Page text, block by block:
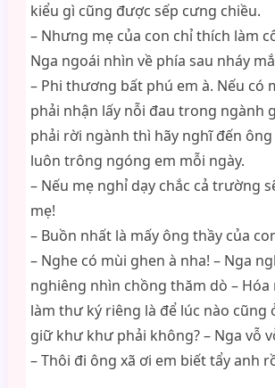
kiểu gì cũng được sếp cưng chiều.
– Nhưng mẹ của con chỉ thích làm
Nga ngoái nhìn về phía sau nháy
– Phi thương bất phú em à. Nếu có
phải nhận lấy nỗi đau trong ngành
phải rời ngành thì hãy nghĩ đến
luôn trông ngóng em mỗi ngày.
– Nếu mẹ nghỉ dạy chắc cả trường
mẹ!
– Buồn nhất là mấy ông thầy của
– Nghe có mùi ghen à nha! – Nga
nghiêng nhìn chồng thăm dò – Hóa
làm thư ký riêng là để lúc nào cũng
giữ khư khư phải không? – Nga vỗ
– Thôi đi ông xã ơi em biết tẩy anh